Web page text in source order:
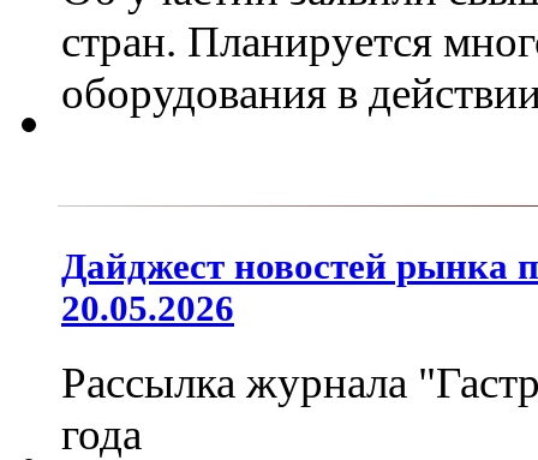
стран. Планируется
оборудования в
Дайджест новостей рынка
20.05.2026
Рассылка журнала
года